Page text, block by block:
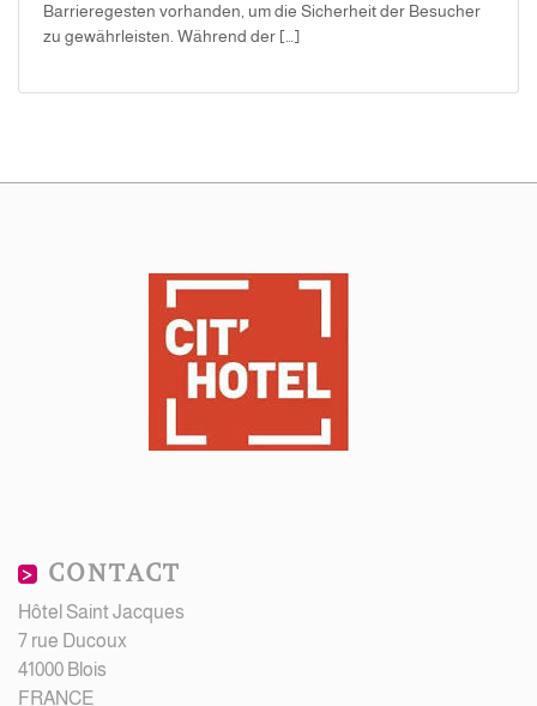
Barrieregesten vorhanden, um die Sicherheit der Besucher
zu gewährleisten. Während der […]
CONTACT
Hôtel Saint Jacques
7 rue Ducoux
41000 Blois
FRANCE